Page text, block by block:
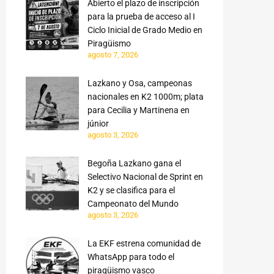
Abierto el plazo de inscripción
para la prueba de acceso al I
Ciclo Inicial de Grado Medio en
Piragüismo
agosto 7, 2026
Lazkano y Osa, campeonas
nacionales en K2 1000m; plata
para Cecilia y Martinena en
júnior
agosto 3, 2026
Begoña Lazkano gana el
Selectivo Nacional de Sprint en
K2 y se clasifica para el
Campeonato del Mundo
agosto 3, 2026
La EKF estrena comunidad de
WhatsApp para todo el
piragüismo vasco